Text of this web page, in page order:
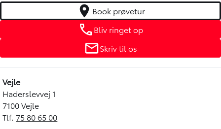
Book prøvetur
Bliv ringet op
Skriv til os
Vejle
Haderslevvej 1
7100 Vejle
Tlf. 75 80 65 00